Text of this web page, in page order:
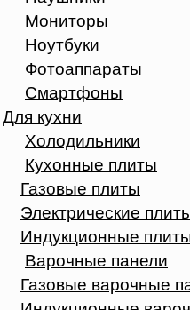
Мониторы
Ноутбуки
Фотоаппараты
Смартфоны
Для кухни
Холодильники
Кухонные плиты
Газовые плиты
Электрические
Индукционные
Варочные панели
Газовые варочные